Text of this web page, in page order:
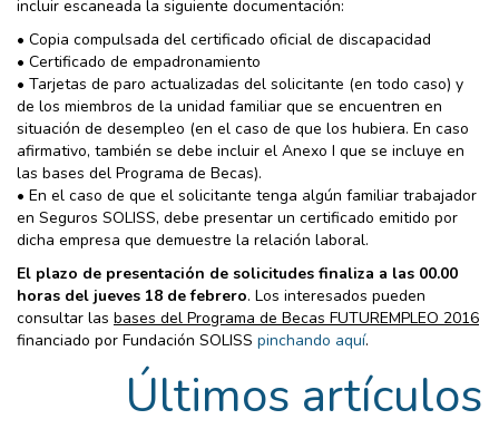
incluir escaneada la siguiente documentación:
• Copia compulsada del certificado oficial de discapacidad
• Certificado de empadronamiento
• Tarjetas de paro actualizadas del solicitante (en todo caso) y
de los miembros de la unidad familiar que se encuentren en
situación de desempleo (en el caso de que los hubiera. En caso
afirmativo, también se debe incluir el Anexo I que se incluye en
las bases del Programa de Becas).
• En el caso de que el solicitante tenga algún familiar trabajador
en Seguros SOLISS, debe presentar un certificado emitido por
dicha empresa que demuestre la relación laboral.
El plazo de presentación de solicitudes finaliza a las 00.00
horas del jueves 18 de febrero. Los interesados pueden
consultar las bases del Programa de Becas FUTUREMPLEO 2016
financiado por Fundación SOLISS pinchando aquí.
Últimos artículos